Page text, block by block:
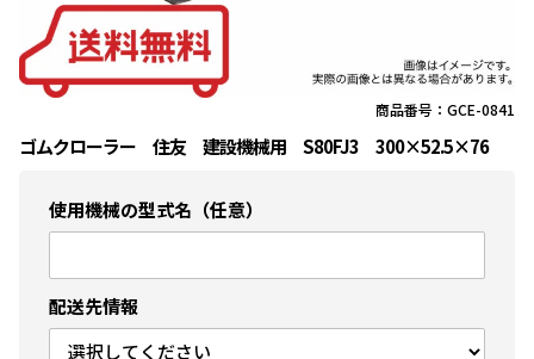
商品番号：GCE-0841
ゴムクローラー 住友 建設機械用 S80FJ3 300×52.5×76
使用機械の型式名（任意）
配送先情報